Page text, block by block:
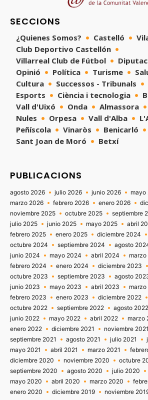
SECCIONS
¿Quienes Somos? Castelló
Club Deportivo Castellón
Villarreal Club de Fútbol
Opinió
Política Turisme
Cultura
Successos - Tribunals
Esports
Ciència i tecnologia
Vall d'Uixó
Onda Almassora
Nules
Orpesa Vall d'Alba
Peñíscola
Vinaròs
Benicarló
Sant Joan de Moró
Betxí
PUBLICACIONS
agosto 2026 julio 2026 junio 2026 mayo
marzo 2026
febrero 2026 enero 2026
noviembre 2025
octubre 2025 septiembre
julio 2025
junio 2025 mayo 2025 abril
febrero 2025
enero 2025 diciembre 2024
octubre 2024
septiembre 2024 agosto
junio 2024
mayo 2024 abril 2024
febrero 2024
enero 2024 diciembre 2023
octubre 2023
septiembre 2023 agosto
junio 2023
mayo 2023 abril 2023
febrero 2023
enero 2023 diciembre 2022
octubre 2022
septiembre 2022 agosto 2022
junio 2022
mayo 2022 abril 2022 marzo
enero 2022
diciembre 2021 noviembre 2021
septiembre 2021
agosto 2021 julio 2021
mayo 2021
abril 2021 marzo 2021
diciembre 2020
noviembre 2020
octubre
septiembre 2020
agosto 2020 julio 2020
mayo 2020
abril 2020 marzo 2020
enero 2020
diciembre 2019 noviembre